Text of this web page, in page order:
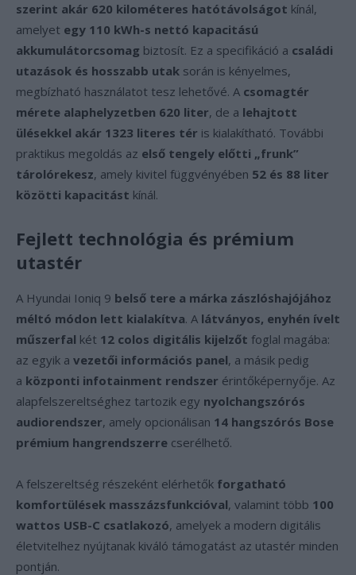
szerint akár 620 kilométeres hatótávolságot kínál,
amelyet egy 110 kWh-s nettó kapacitású
akkumulátorcsomag biztosít. Ez a specifikáció a családi
utazások és hosszabb utak során is kényelmes,
megbízható használatot tesz lehetővé. A csomagtér
mérete alaphelyzetben 620 liter, de a lehajtott
ülésekkel akár 1323 literes tér is kialakítható. További
praktikus megoldás az első tengely előtti „frunk”
tárolórekesz, amely kivitel függvényében 52 és 88 liter
közötti kapacitást kínál.
Fejlett technológia és prémium
utastér
A Hyundai Ioniq 9 belső tere a márka zászlóshajójához
méltó módon lett kialakítva. A látványos, enyhén ívelt
műszerfal két 12 colos digitális kijelzőt foglal magába:
az egyik a vezetői információs panel, a másik pedig
a központi infotainment rendszer érintőképernyője. Az
alapfelszereltséghez tartozik egy nyolchangszórós
audiorendszer, amely opcionálisan 14 hangszórós Bose
prémium hangrendszerre cserélhető.
A felszereltség részeként elérhetők forgatható
komfortülések masszázsfunkcióval, valamint több 100
wattos USB-C csatlakozó, amelyek a modern digitális
életvitelhez nyújtanak kiváló támogatást az utastér minden
pontján.